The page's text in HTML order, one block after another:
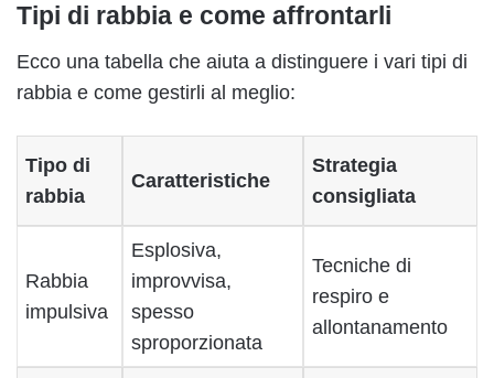
Tipi di rabbia e come affrontarli
Ecco una tabella che aiuta a distinguere i vari tipi di
rabbia e come gestirli al meglio:
Tipo di
rabbia
Caratteristiche
Strategia
consigliata
Rabbia
impulsiva
Esplosiva,
improvvisa,
spesso
sproporzionata
Tecniche di
respiro e
allontanamento